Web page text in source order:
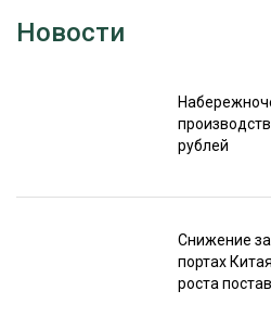
Новости
рублей
Снижение
портах
роста